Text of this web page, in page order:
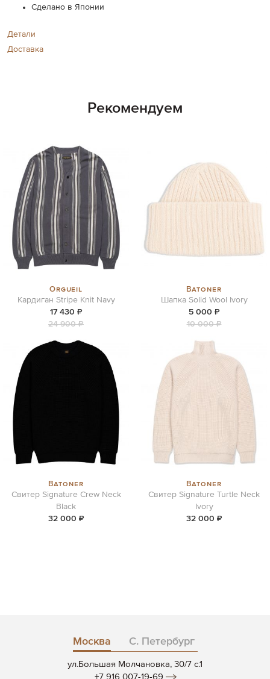
Сделано в Японии
Детали
Доставка
Рекомендуем
Orgueil
Кардиган Stripe Knit Navy
17 430 ₽
24 900 ₽
Batoner
Шапка Solid Wool Ivory
5 000 ₽
10 000 ₽
Batoner
Свитер Signature Crew Neck
Black
32 000 ₽
Batoner
Свитер Signature Turtle Neck
Ivory
32 000 ₽
Москва С. Петербург
ул.Большая Молчановка, 30/7 c.1
+7 916 007-19-69